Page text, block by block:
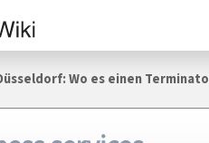
Wo es einen